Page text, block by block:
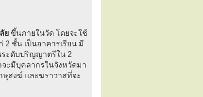
ย ขึ้นภายในวัด โดยจะใช้
ชั้น เป็นอาคารเรียน มี
ระดับปริญญาตรีใน 2
ะมีบุคลากรในจังหวัดมา
ษุสงฆ์ และฆราวาสที่จะ